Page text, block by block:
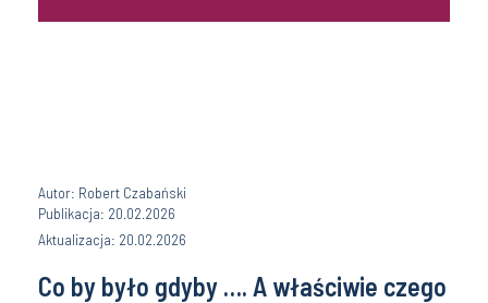
Autor: Robert Czabański
Publikacja: 20.02.2026
Aktualizacja: 20.02.2026
Co by było gdyby …. A właściwie czego